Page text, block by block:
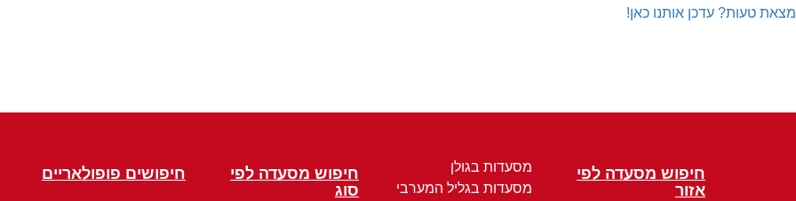
מצאת טעות? עדכן אותנו כאן!
חיפוש מסעדה לפי
אזור
מסעדות בגולן
מסעדות בגליל המערבי
חיפוש מסעדה לפי
סוג
חיפושים פופולאריים